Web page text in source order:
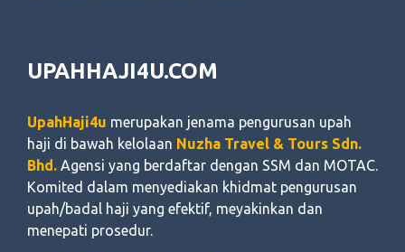
UPAHHAJI4U.COM
UpahHaji4u merupakan jenama pengurusan upah
haji di bawah kelolaan Nuzha Travel & Tours Sdn.
Bhd. Agensi yang berdaftar dengan SSM dan MOTAC.
Komited dalam menyediakan khidmat pengurusan
upah/badal haji yang efektif, meyakinkan dan
menepati prosedur.